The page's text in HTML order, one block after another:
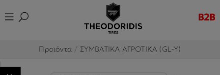
B2B
Προϊόντα / ΣΥΜΒΑΤΙΚΑ ΑΓΡΟΤΙΚΑ (GL-Y)